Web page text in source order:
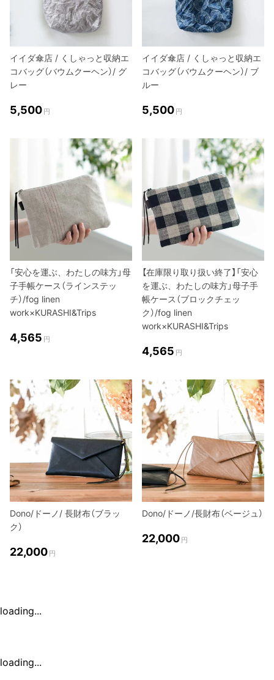
イイダ傘店 / くしゃっと収納エ
コバッグ（バウムクーヘン）/ グ
レー
5,500 円
イイダ傘店 / くしゃっと収納エ
コバッグ（バウムクーヘン）/ ブ
ルー
5,500 円
「安心を運ぶ、わたしの味方」母
子手帳ケース（ラインステッ
チ）/fog linen
work×KURASHI&Trips
4,565 円
【在庫限り取り扱い終了】「安心
を運ぶ、わたしの味方」母子手
帳ケース（ブロックチェッ
ク）/fog linen
work×KURASHI&Trips
4,565 円
Dono/ドーノ/ 長財布（ブラッ
ク）
22,000 円
Dono/ドーノ/長財布（ベージュ）
22,000 円
loading...
loading...